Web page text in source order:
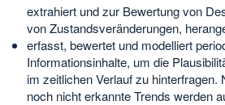
extrahiert und zur Bewertung von
von Zustandsveränderungen,
erfasst, bewertet und modelliert
Informationsinhalte, um die
im zeitlichen Verlauf zu hinterfragen.
noch nicht erkannte Trends werden